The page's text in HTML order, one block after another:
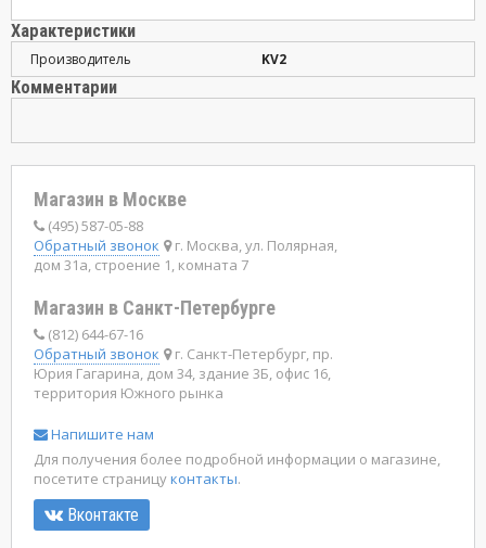
Характеристики
Производитель KV2
Комментарии
Магазин в Москве
(495) 587-05-88
Обратный звонок
г. Москва, ул. Полярная,
дом 31а, строение 1, комната 7
Магазин в Санкт-Петербурге
(812) 644-67-16
Обратный звонок
г. Санкт-Петербург, пр.
Юрия Гагарина, дом 34, здание 3Б, офис 16,
территория Южного рынка
Напишите нам
Для получения более подробной информации о магазине,
посетите страницуконтакты.
Вконтакте